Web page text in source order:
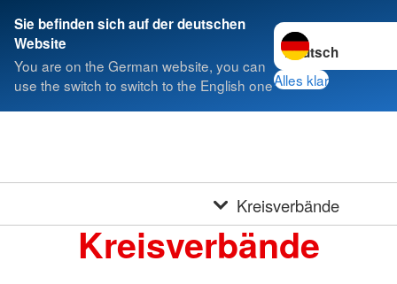
Sie befinden sich auf der deutschen
Website
You are on the German website, you can
use the switch to switch to the English one
Sprache wechseln
Alles klar
Kreisverbände
Kreisverbände